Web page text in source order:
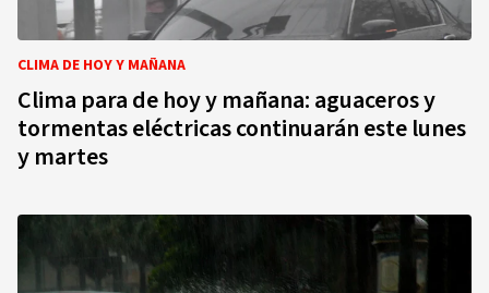
CLIMA DE HOY Y MAÑANA
Clima para de hoy y mañana: aguaceros y
tormentas eléctricas continuarán este lunes
y martes